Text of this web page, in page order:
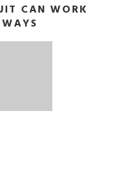
CAN WORK